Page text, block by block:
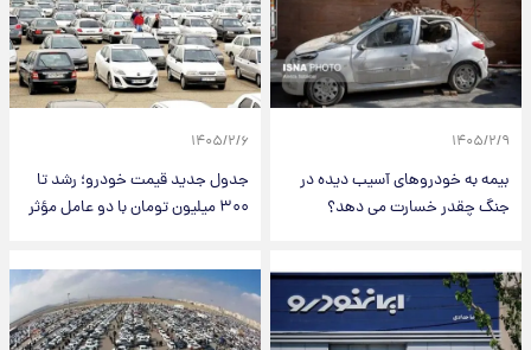
۱۴۰۵/۲/۹
بیمه به خودروهای آسیب دیده در
جنگ چقدر خسارت می دهد؟
۱۴۰۵/۲/۶
جدول جدید قیمت خودرو؛ رشد تا
۳۰۰ میلیون تومان با دو عامل مؤثر